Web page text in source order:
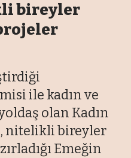
bireyler
ile kadın ve
olan Kadın
nitelikli bireyler
Emeğin